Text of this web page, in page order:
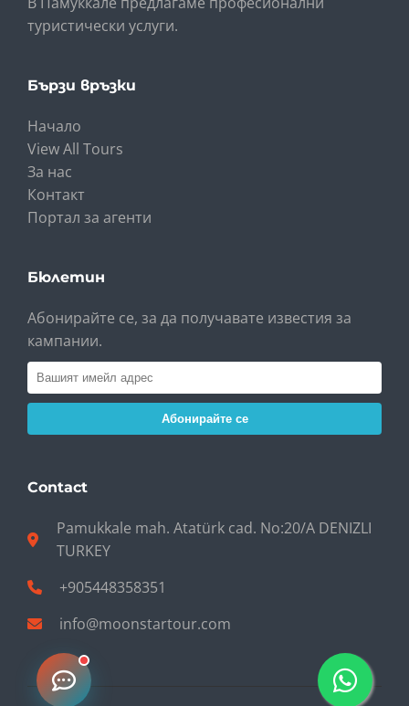
туристически услуги.
Бързи връзки
Начало
View All Tours
За нас
Контакт
Портал за агенти
Бюлетин
Абонирайте се, за да получавате известия за
кампании.
Абонирайте се
Contact
Pamukkale mah. Atatürk cad. No:20/A DENIZLI
TURKEY
+905448358351
info@moonstartour.com